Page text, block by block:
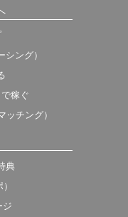
ング）
稼ぐ
ッチング）
典
ジ